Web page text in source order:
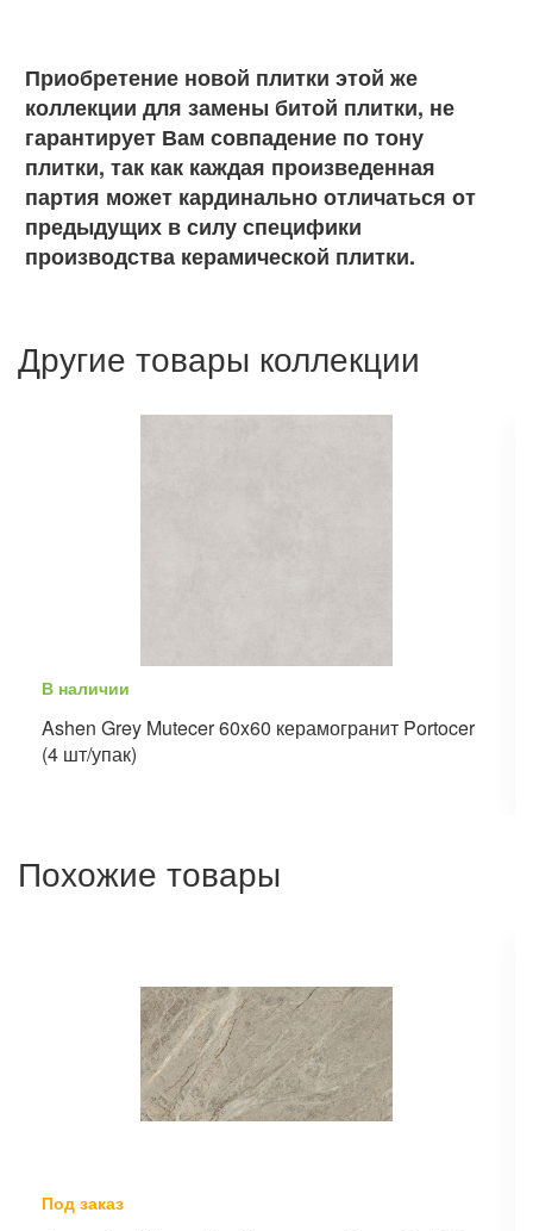
Приобретение новой плитки этой же
коллекции для замены битой плитки, не
гарантирует Вам совпадение по тону
плитки, так как каждая произведенная
партия может кардинально отличаться от
предыдущих в силу специфики
производства керамической плитки.
Другие товары коллекции
В наличии
Ashen Grey Mutecer 60x60 керамогранит Portocer
(4 шт/упак)
Похожие товары
Под заказ